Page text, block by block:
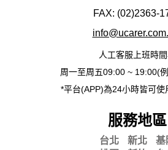
FAX: (02)2363-
人工客服上班時
周一至周五09:00 ~ 19:00(
*平台(APP)為24小時皆可使
服務地區
台北 新北
基